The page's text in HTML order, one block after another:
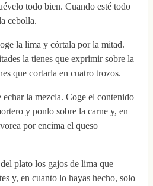
todo bien. Cuando esté todo
cebolla.
la lima y córtala por la mitad.
la tienes que exprimir sobre la
que cortarla en cuatro trozos.
echar la mezcla. Coge el contenido
y ponlo sobre la carne y, en
por encima el queso
plato los gajos de lima que
y, en cuanto lo hayas hecho, solo